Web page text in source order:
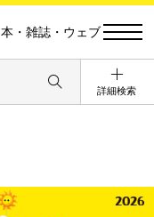
本・雑誌・ウェブ
詳細検索